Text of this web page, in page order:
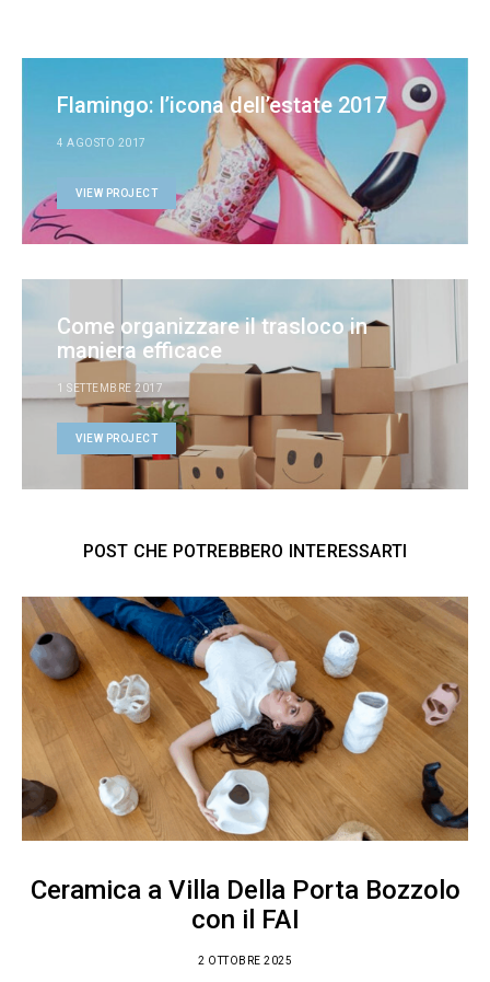
Flamingo: l’icona dell’estate 2017
4 AGOSTO 2017
VIEW PROJECT
Come organizzare il trasloco in
maniera efficace
1 SETTEMBRE 2017
VIEW PROJECT
POST CHE POTREBBERO INTERESSARTI
Ceramica a Villa Della Porta Bozzolo
con il FAI
2 OTTOBRE 2025